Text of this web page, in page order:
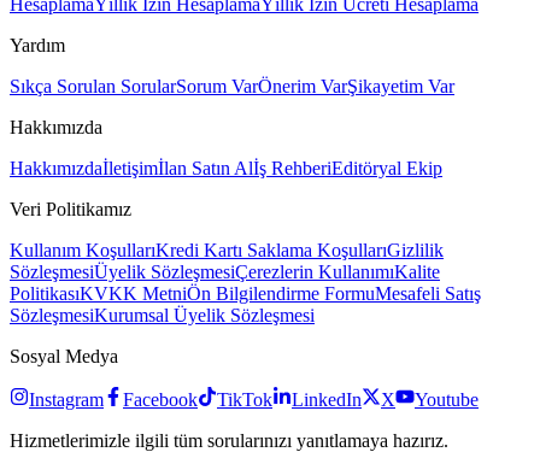
Yardım
Sıkça Sorulan SorularSorum VarÖnerim VarŞikayetim Var
Hakkımızda
Hakkımızdaİletişimİlan Satın Alİş RehberiEditöryal Ekip
Veri Politikamız
Kullanım KoşullarıKredi Kartı Saklama KoşullarıGizlilik
SözleşmesiÜyelik SözleşmesiÇerezlerin KullanımıKalite
PolitikasıKVKK MetniÖn Bilgilendirme FormuMesafeli Satış
SözleşmesiKurumsal Üyelik Sözleşmesi
Sosyal Medya
Instagram Facebook TikTok LinkedIn X
Youtube
Hizmetlerimizle ilgili tüm sorularınızı yanıtlamaya hazırız.